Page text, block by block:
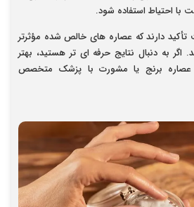
با احتیاط استفاده شود.
دارند که عصاره های خالص شده مؤثرتر
اگر به دنبال نتایج حرفه ای تر هستید، بهتر
برنج یا مشورت با پزشک متخصص